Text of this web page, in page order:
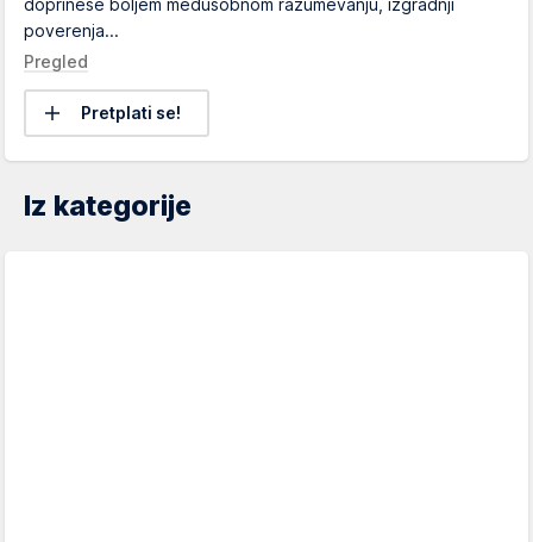
poverenja...
Pregled
Pretplati se!
Iz kategorije